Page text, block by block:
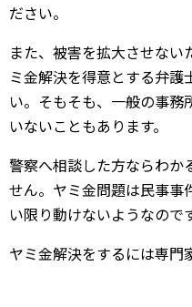
ださい。
また、被害を拡大させな
ミ金解決を得意とする弁護
い。そもそも、一般の事務
いないこともあります。
警察へ相談した方ならわか
せん。ヤミ金問題は民事事
い限り動けないようなので
ヤミ金解決をするには専門